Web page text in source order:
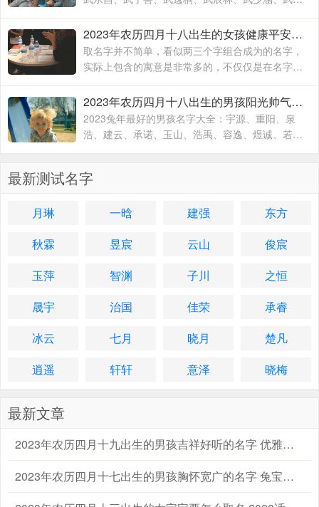
桐、武梓橙、武进平、武云志、武红伟、武梓栎、
武一纯、武润洁、
2023年农历四月十八出生的女孩健康平安的名字 兔年出生适合女孩子的名字
取名字并不简单，看似两三个字组合成为的名字，
实际上包含的寓意是非常多的，不仅仅是在名字的
文字组合搭配方面，对于名字的内在含义方面也有
着不一样的寓意，一个名字究竟取的好不好
2023年农历四月十八出生的男孩阳光帅气的名字 2023兔年最好的男孩名字大全
2023兔年最好的男孩名字大全：宇源、重阳、泉
浩、建云、承诺、玉山、浩禹、容逸、煜诚、若
天、融凯、溢涵、德权、书远、沐霜、登峰、洪
最新测试名字
月琳 一晗 建强
东方
秋霖
昱宸 云山
俊宸
玉萍
智渊 子川
之恒
晟宇
治国 佳荣
承睿
冰云
七月 晓月
楚凡
逍遥
轩轩 意泽 晓梅
最新文章
2023年农历四月十九出生的男孩吉祥好听的名字 优雅的兔男宝宝名字大全
2023年农历四月十七出生的男孩胸怀宽广的名字 兔宝宝起名字大全男孩生辰八字起名